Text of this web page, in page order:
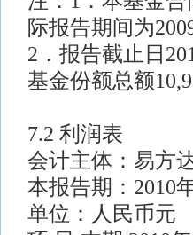
际报告期间为
2．报告截止日
基金份额总额
7.2 利润表
会计主体：易方
本报告期：2010
单位：人民币元